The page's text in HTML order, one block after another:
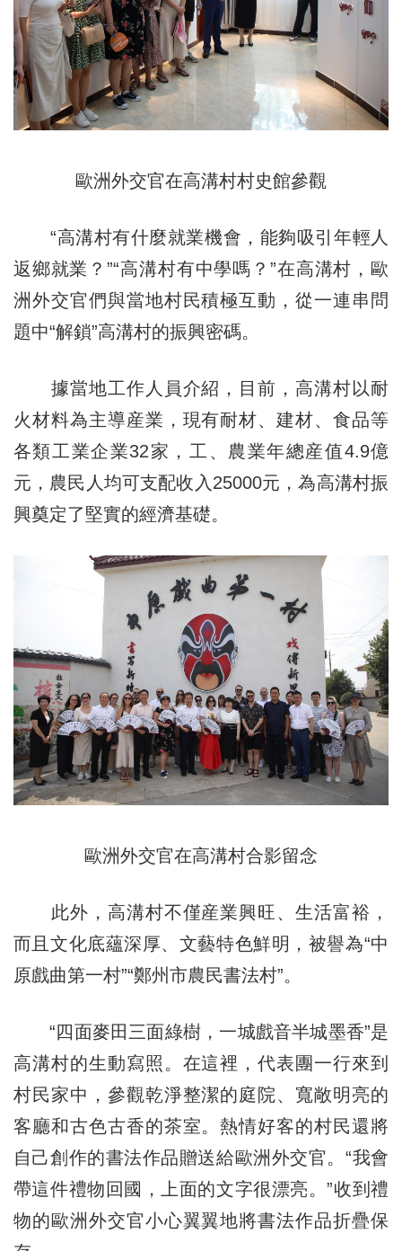
歐洲外交官在高溝村村史館參觀
“高溝村有什麼就業機會，能夠吸引年輕人
返鄉就業？”“高溝村有中學嗎？”在高溝村，歐
洲外交官們與當地村民積極互動，從一連串問
題中“解鎖”高溝村的振興密碼。
據當地工作人員介紹，目前，高溝村以耐
火材料為主導産業，現有耐材、建材、食品等
各類工業企業32家，工、農業年總産值4.9億
元，農民人均可支配收入25000元，為高溝村振
興奠定了堅實的經濟基礎。
歐洲外交官在高溝村合影留念
此外，高溝村不僅産業興旺、生活富裕，
而且文化底蘊深厚、文藝特色鮮明，被譽為“中
原戲曲第一村”“鄭州市農民書法村”。
“四面麥田三面綠樹，一城戲音半城墨香”是
高溝村的生動寫照。在這裡，代表團一行來到
村民家中，參觀乾淨整潔的庭院、寬敞明亮的
客廳和古色古香的茶室。熱情好客的村民還將
自己創作的書法作品贈送給歐洲外交官。“我會
帶這件禮物回國，上面的文字很漂亮。”收到禮
物的歐洲外交官小心翼翼地將書法作品折疊保